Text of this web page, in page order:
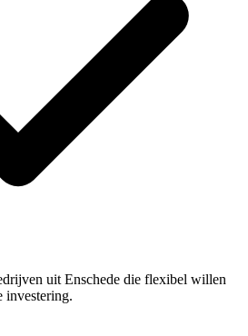
uit Enschede die flexibel willen
investering.